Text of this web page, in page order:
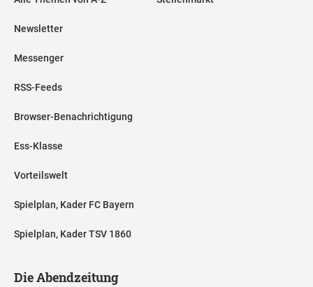
Newsletter
Messenger
RSS-Feeds
Browser-Benachrichtigung
Ess-Klasse
Vorteilswelt
Spielplan, Kader FC Bayern
Spielplan, Kader TSV 1860
Die Abendzeitung